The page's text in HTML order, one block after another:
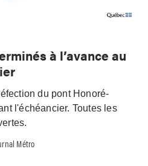
à l’avance au
du pont Honoré-
l'échéancier. Toutes les
Métro